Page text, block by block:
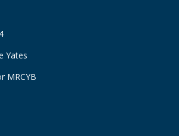
Yates
MRCYB